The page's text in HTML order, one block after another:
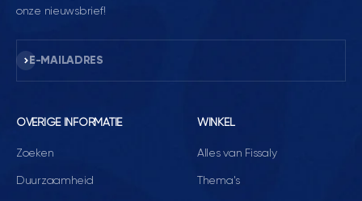
onze nieuwsbrief!
E-MAILADRES
Abonneren
OVERIGE INFORMATIE
Zoeken
Duurzaamheid
WINKEL
Alles van Fissaly
Thema's